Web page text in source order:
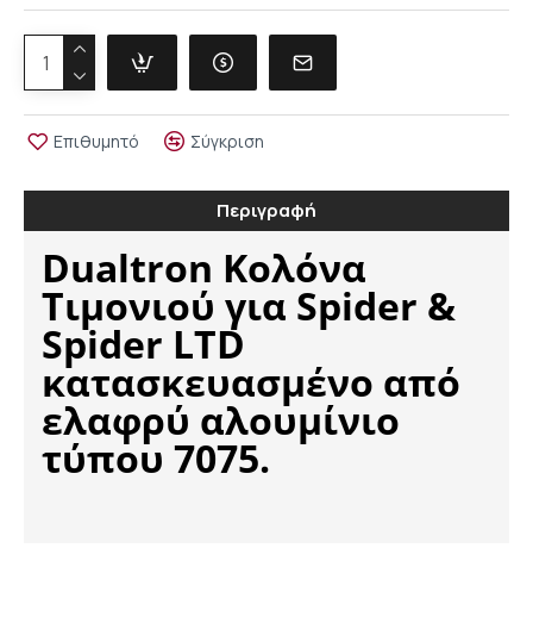
Επιθυμητό Σύγκριση
Περιγραφή
Dualtron Κολόνα
Τιμονιού για Spider &
Spider LTD
κατασκευασμένο από
ελαφρύ αλουμίνιο
τύπου 7075.